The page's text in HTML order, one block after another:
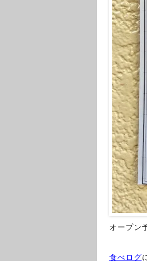
オープン
食べログ